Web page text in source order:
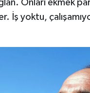
Onları ekmek
yoktu,